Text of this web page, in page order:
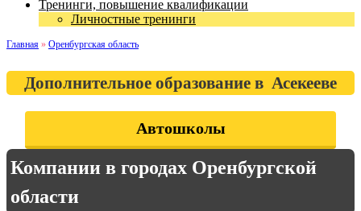
Тренинги, повышение квалификации
Личностные тренинги
Главная » Оренбургская область
Дополнительное образование в Асекееве
Автошколы
Компании в городах Оренбургской
области